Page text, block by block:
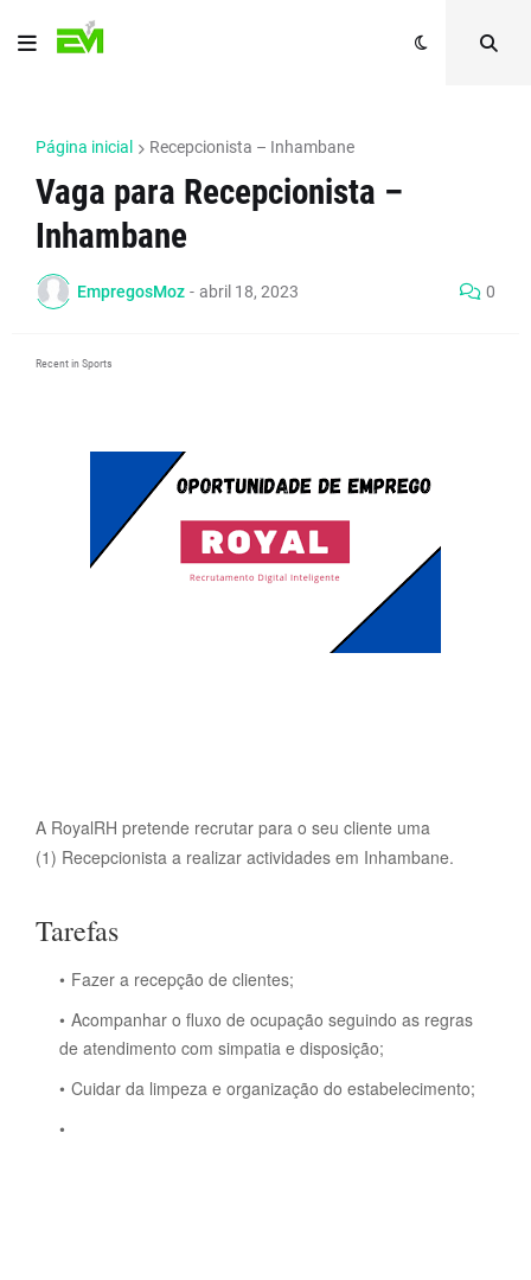
Página inicial Recepcionista – Inhambane
Vaga para Recepcionista –
Inhambane
EmpregosMoz - abril 18, 2023 0
Recent in Sports
A RoyalRH pretende recrutar para o seu cliente uma
(1) Recepcionista a realizar actividades em Inhambane.
Tarefas
Fazer a recepção de clientes;
Acompanhar o fluxo de ocupação seguindo as regras
de atendimento com simpatia e disposição;
Cuidar da limpeza e organização do estabelecimento;